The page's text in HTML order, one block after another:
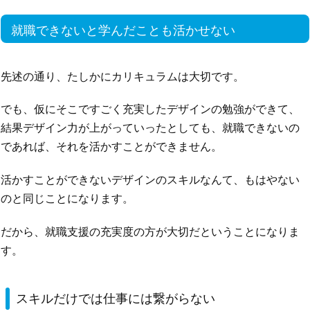
就職できないと学んだことも活かせない
先述の通り、たしかにカリキュラムは大切です。
でも、仮にそこですごく充実したデザインの勉強ができて、
結果デザイン力が上がっていったとしても、就職できないの
であれば、それを活かすことができません。
活かすことができないデザインのスキルなんて、もはやない
のと同じことになります。
だから、就職支援の充実度の方が大切だということになりま
す。
スキルだけでは仕事には繋がらない